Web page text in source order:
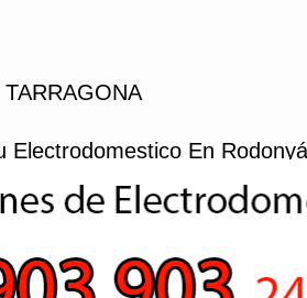
TARRAGONA
Electrodomestico En Rodonyá